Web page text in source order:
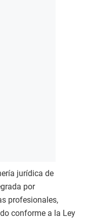
jurídica de
por
profesionales,
conforme a la Ley